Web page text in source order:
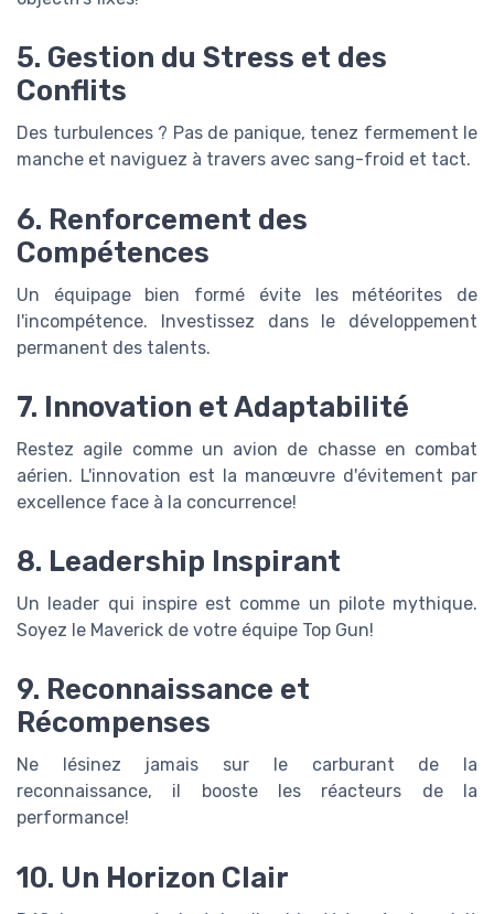
5. Gestion du Stress et des
Conflits
Des turbulences ? Pas de panique, tenez fermement le
manche et naviguez à travers avec sang-froid et tact.
6. Renforcement des
Compétences
Un équipage bien formé évite les météorites de
l'incompétence. Investissez dans le développement
permanent des talents.
7. Innovation et Adaptabilité
Restez agile comme un avion de chasse en combat
aérien. L'innovation est la manœuvre d'évitement par
excellence face à la concurrence!
8. Leadership Inspirant
Un leader qui inspire est comme un pilote mythique.
Soyez le Maverick de votre équipe Top Gun!
9. Reconnaissance et
Récompenses
Ne lésinez jamais sur le carburant de la
reconnaissance, il booste les réacteurs de la
performance!
10. Un Horizon Clair